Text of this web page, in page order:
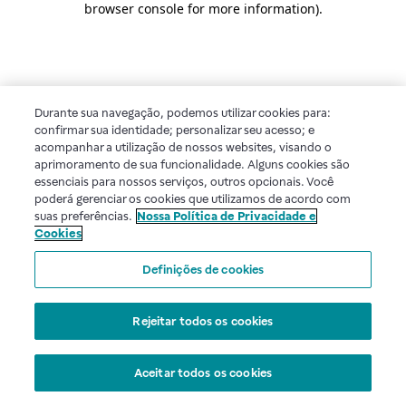
browser console for more information).
Durante sua navegação, podemos utilizar cookies para:
confirmar sua identidade; personalizar seu acesso; e
acompanhar a utilização de nossos websites, visando o
aprimoramento de sua funcionalidade. Alguns cookies são
essenciais para nossos serviços, outros opcionais. Você
poderá gerenciar os cookies que utilizamos de acordo com
suas preferências. Nossa Política de Privacidade e
Cookies
Definições de cookies
Rejeitar todos os cookies
Aceitar todos os cookies